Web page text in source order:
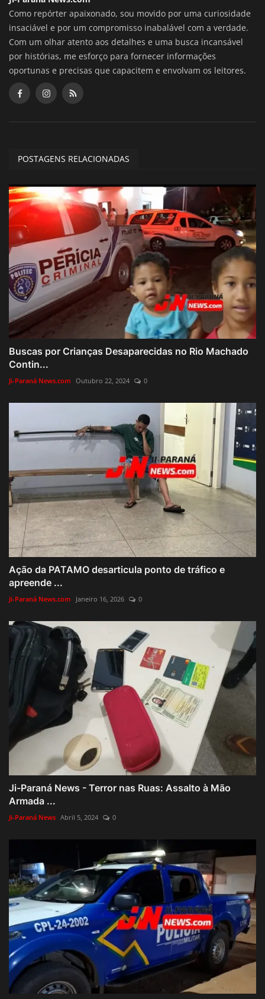
Como repórter apaixonado, sou movido por uma curiosidade
insaciável e por um compromisso inabalável com a verdade.
Com um olhar atento aos detalhes e uma busca incansável
por histórias, me esforço para fornecer informações
oportunas e precisas que capacitem e envolvam os leitores.
POSTAGENS RELACIONADAS
Buscas por Crianças Desaparecidas no Rio Machado
Contin...
Ji-Paraná News.com Outubro 22, 2024 0
Ação da PATAMO desarticula ponto de tráfico e
apreende ...
Ji-Paraná News.com Janeiro 16, 2026 0
Ji-Paraná News - Terror nas Ruas: Assalto à Mão
Armada ...
Ji-Paraná News Abril 5, 2024 0